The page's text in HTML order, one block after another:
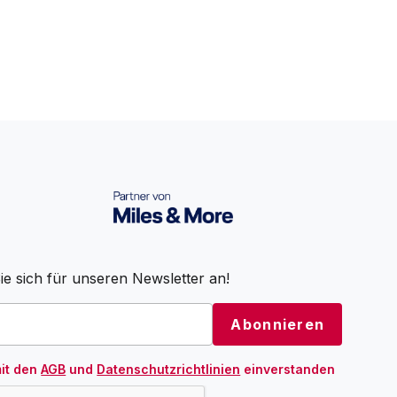
sich für unseren Newsletter an!
denAGB und Datenschutzrichtlinien einverstanden